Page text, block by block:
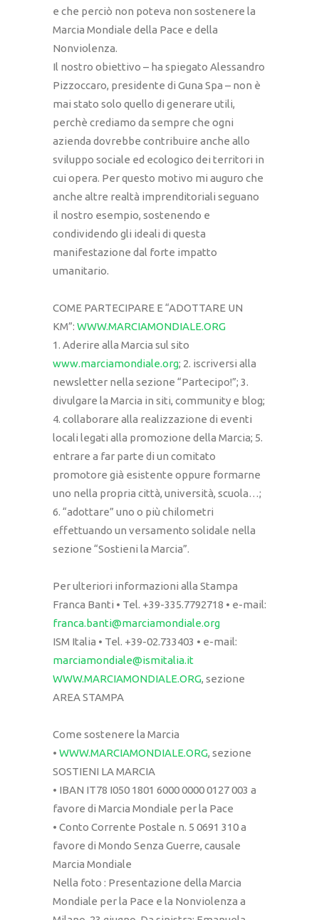
e che perciò non poteva non sostenere la
Marcia Mondiale della Pace e della
Nonviolenza.
Il nostro obiettivo – ha spiegato Alessandro
Pizzoccaro, presidente di Guna Spa – non è
mai stato solo quello di generare utili,
perchè crediamo da sempre che ogni
azienda dovrebbe contribuire anche allo
sviluppo sociale ed ecologico dei territori in
cui opera. Per questo motivo mi auguro che
anche altre realtà imprenditoriali seguano
il nostro esempio, sostenendo e
condividendo gli ideali di questa
manifestazione dal forte impatto
umanitario.
COME PARTECIPARE E “ADOTTARE UN
KM”: WWW.MARCIAMONDIALE.ORG
1. Aderire alla Marcia sul sito
www.marciamondiale.org; 2. iscriversi alla
newsletter nella sezione “Partecipo!”; 3.
divulgare la Marcia in siti, community e blog;
4. collaborare alla realizzazione di eventi
locali legati alla promozione della Marcia; 5.
entrare a far parte di un comitato
promotore già esistente oppure formarne
uno nella propria città, università, scuola…;
6. “adottare” uno o più chilometri
effettuando un versamento solidale nella
sezione “Sostieni la Marcia”.
Per ulteriori informazioni alla Stampa
Franca Banti • Tel. +39-335.7792718 • e-mail:
franca.banti@marciamondiale.org
ISM Italia • Tel. +39-02.733403 • e-mail:
marciamondiale@ismitalia.it
WWW.MARCIAMONDIALE.ORG, sezione
AREA STAMPA
Come sostenere la Marcia
• WWW.MARCIAMONDIALE.ORG, sezione
SOSTIENI LA MARCIA
• IBAN IT78 I050 1801 6000 0000 0127 003 a
favore di Marcia Mondiale per la Pace
• Conto Corrente Postale n. 5 0691 310 a
favore di Mondo Senza Guerre, causale
Marcia Mondiale
Nella foto : Presentazione della Marcia
Mondiale per la Pace e la Nonviolenza a